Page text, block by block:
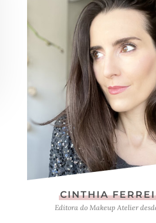
CINTHIA
Editora do Makeup Atelier